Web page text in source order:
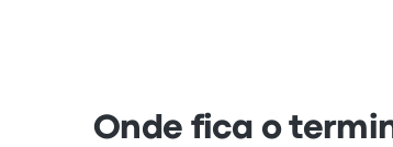
Onde fica o